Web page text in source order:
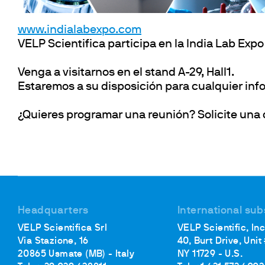
Piezas de repuesto
Piezas de
www.indialabexpo.com
VELP Scientifica participa en la India Lab
Venga a visitarnos en el stand A-29, Hall1.
Estaremos a su disposición para cualquier
¿Quieres programar una reunión? Solicite
Headquarters
VELP Scientifica Srl
Via Stazione, 16
20865 Usmate (MB) - Italy
International
VELP Scientific, Inc
40, Burt Drive, Unit
NY 11729 - U.S.